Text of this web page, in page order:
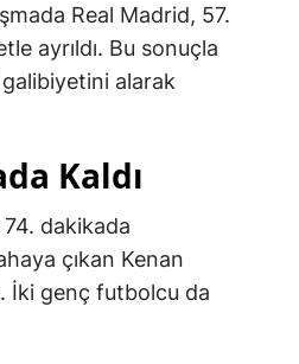
Real Madrid, 57.
ayrıldı. Bu sonuçla
alarak
Kaldı
74. dakikada
çıkan Kenan
İki genç futbolcu da